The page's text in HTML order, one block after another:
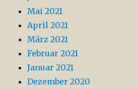
Mai 2021
April 2021
März 2021
Februar 2021
Januar 2021
Dezember 2020